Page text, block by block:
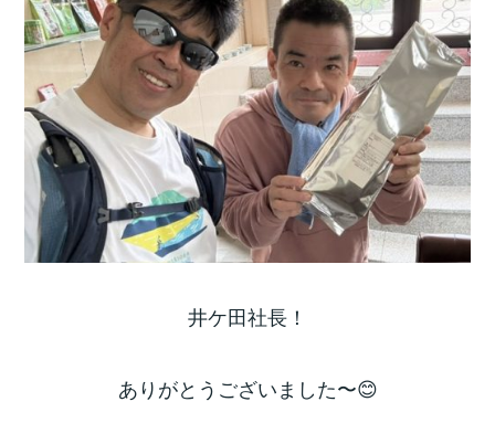
井ケ田社長！
ありがとうございました〜😊